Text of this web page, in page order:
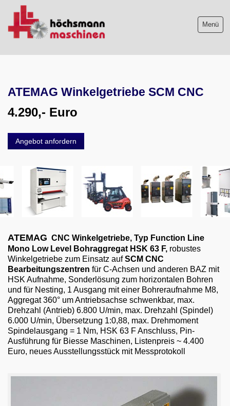
Menü
Maschinenankauf
Shop
Videos
Wir über uns
06103-9744-0
Email
English
ATEMAG Winkelgetriebe SCM CNC
4.290,- Euro
Angebot anfordern
ATEMAG CNC Winkelgetriebe, Typ Function Line
Mono Low Level Bohraggregat HSK 63 F, robustes
Winkelgetriebe zum Einsatz aufSCM CNC
Bearbeitungszentren für C-Achsen und anderen BAZ mit
HSK Aufnahme, Sonderlösung zum horizontalen Bohren
und für Nesting, 1 Ausgang mit einer Bohreraufnahme M8,
Aggregat 360° um Antriebsachse schwenkbar, max.
Drehzahl (Antrieb) 6.800 U/min, max. Drehzahl (Spindel)
6.000 U/min, Übersetzung 1:0,88, max. Drehmoment
Spindelausgang = 1 Nm, HSK 63 F Anschluss, Pin-
Ausführung für Biesse Maschinen, Listenpreis ~ 4.400
Euro, neues Ausstellungsstück mit Messprotokoll